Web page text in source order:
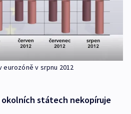
eurozóně v srpnu 2012
okolních státech nekopíruje